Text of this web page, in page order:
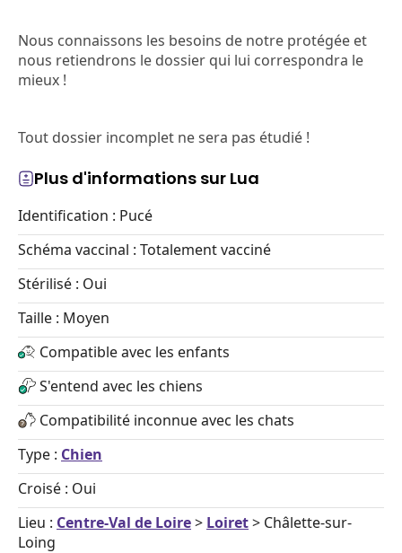
Nous connaissons les besoins de notre protégée et
nous retiendrons le dossier qui lui correspondra le
mieux !
Tout dossier incomplet ne sera pas étudié !
Plus d'informations sur Lua
Identification : Pucé
Schéma vaccinal : Totalement vacciné
Stérilisé : Oui
Taille : Moyen
Compatible avec les enfants
S'entend avec les chiens
Compatibilité inconnue avec les chats
Type : Chien
Croisé : Oui
Lieu : Centre-Val de Loire> Loiret> Châlette-sur-
Loing